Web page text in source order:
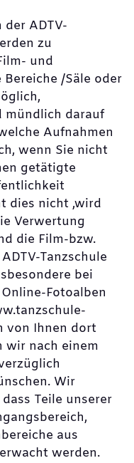
ADTV-
zu
und
/Säle oder
mündlich darauf
Aufnahmen
wenn Sie nicht
getätigte
dies nicht ,wird
Verwertung
die Film-bzw.
Tanzschule
bei
Fotoalben
von Ihnen dort
nach einem
Wir
Teile unserer
aus
werden.